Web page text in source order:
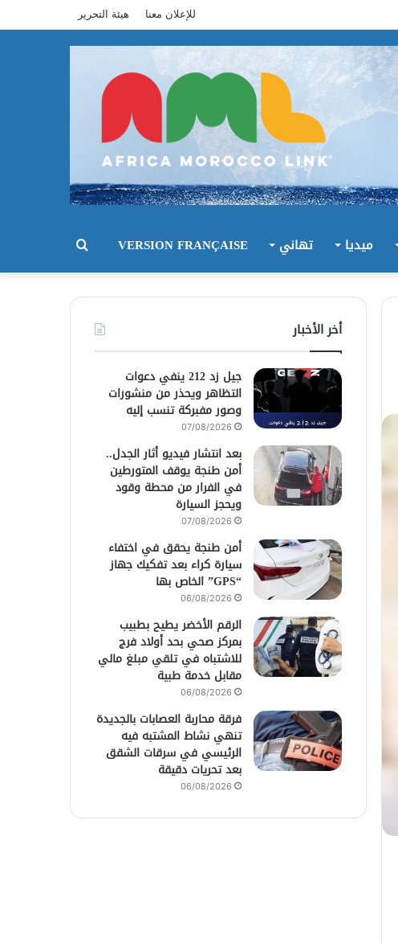
للإعلان معنا هيئة التحرير
ميديا تهاني VERSION FRANÇAISE بحث
أخر الأخبار
جيل زد 212 ينفي دعوات
التظاهر ويحذر من منشورات
وصور مفبركة تنسب إليه
07/08/2026
بعد انتشار فيديو أثار الجدل..
أمن طنجة يوقف المتورطين
في الفرار من محطة وقود
ويحجز السيارة
07/08/2026
أمن طنجة يحقق في اختفاء
سيارة كراء بعد تفكيك جهاز
“GPS” الخاص بها
06/08/2026
الرقم الأخضر يطيح بطبيب
بمركز صحي بحد أولاد فرج
للاشتباه في تلقي مبلغ مالي
مقابل خدمة طبية
06/08/2026
فرقة محاربة العصابات بالجديدة
تنهي نشاط المشتبه فيه
الرئيسي في سرقات الشقق
بعد تحريات دقيقة
06/08/2026